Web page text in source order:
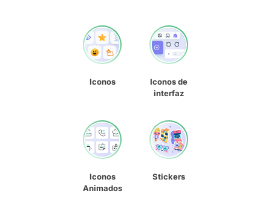
Iconos
Iconos de
interfaz
Iconos
Animados
Stickers